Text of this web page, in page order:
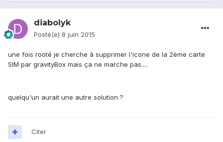
diabolyk
Posté(e) 8 juin 2015
une fois rooté je cherche à supprimer l'icone de la 2ème carte
SIM par gravityBox mais ça ne marche pas....
quelqu'un aurait une autre solution ?
Citer